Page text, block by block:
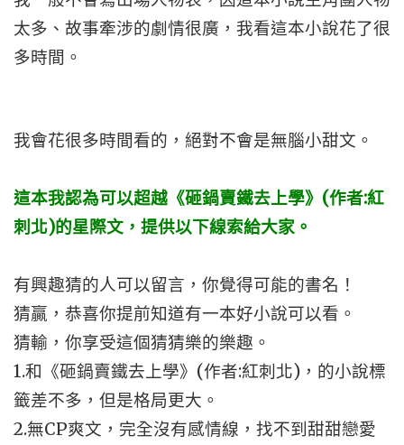
太多、故事牽涉的劇情很廣，我看這本小說花了很
多時間。
我會花很多時間看的，絕對不會是無腦小甜文。
這本我認為可以超越《砸鍋賣鐵去上學》(作者:紅
刺北)的星際文，提供以下線索給大家。
有興趣猜的人可以留言，你覺得可能的書名！
猜贏，恭喜你提前知道有一本好小說可以看。
猜輸，你享受這個猜猜樂的樂趣。
1.和《砸鍋賣鐵去上學》(作者:紅刺北)，的小說標
籤差不多，但是格局更大。
2.無CP爽文，完全沒有感情線，找不到甜甜戀愛